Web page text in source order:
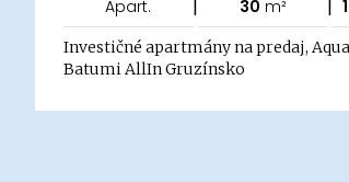
Apart. 30 m²
Investičné apartmány na predaj,
Batumi AllIn Gruzínsko